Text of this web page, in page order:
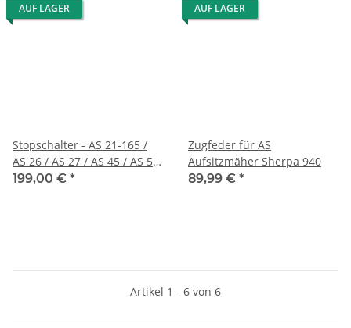
AUF LAGER
Stopschalter - AS 21-165 /
AS 26 / AS 27 / AS 45 / AS 53
usw.
199,00 € *
AUF LAGER
Zugfeder für AS
Aufsitzmäher Sherpa 940
89,99 € *
Artikel 1 - 6 von 6